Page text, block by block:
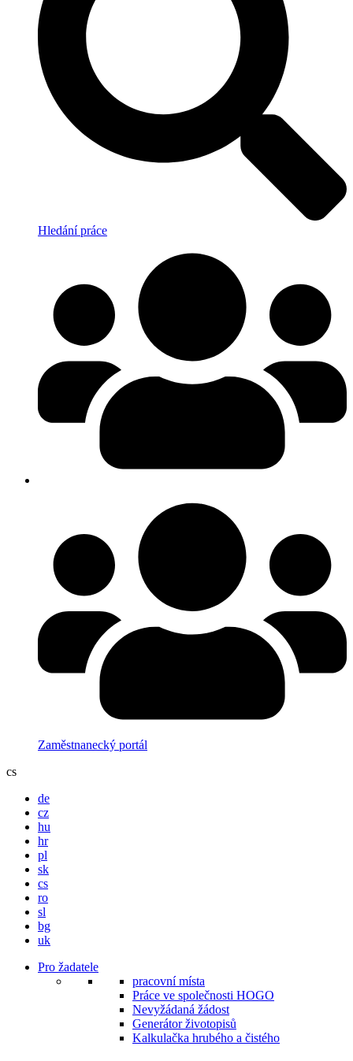
Hledání práce
Zaměstnanecký portál
cs
de
cz
hu
hr
pl
sk
cs
ro
sl
bg
uk
Pro žadatele
pracovní místa
Práce ve společnosti HOGO
Nevyžádaná žádost
Generátor životopisů
Kalkulačka hrubého a čistého